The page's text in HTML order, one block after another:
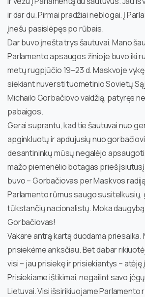
ir dar du. Pirmai pradžiai neblogai. Į
įnešu pasislėpęs po rūbais.
Dar buvo įnešta trys šautuvai. Mano
Parlamento apsaugos žinioje buvo iki
metų rugpjūčio 19–23 d. Maskvoje
siekiant nuversti tuometinio Sovietų
Michailo Gorbačiovo valdžią, patyręs
pabaigos.
Gerai suprantu, kad tie šautuvai nuo
apginkluotų ir apdujusių nuo
desantininkų mūsų negalėjo
mažo piemenėlio botagas prieš
buvo – Gorbačiovas per Maskvos
Parlamento rūmus saugo susitelkusių,
tūkstančių nacionalistų. Moka
Gorbačiovas!
Vakare antrą kartą duodama priesaika.
prisiekėme anksčiau. Bet dabar
visi – jau prisiekę ir prisiekiantys –
Prisiekiame ištikimai, negailint savo
Lietuvai. Visi išsirikiuojame Parlamento